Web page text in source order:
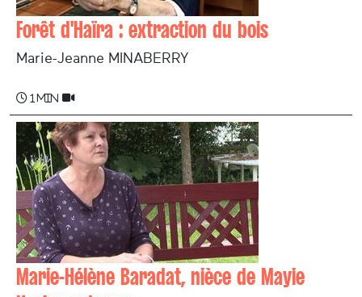
Forêt d'Haïra : extraction du bois
Marie-Jeanne MINABERRY
1 min
Marie-Hélène Baradat, nièce de Mayie